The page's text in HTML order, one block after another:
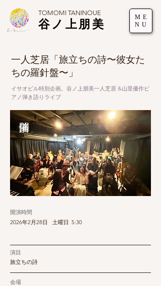
谷ノ上朋美
ME
NU
TOMOMI TANINOUE
一人芝居「旅立ちの詩〜彼女た
ちの羅針盤〜」
イサオビル特別企画。谷ノ上朋美一人芝居 &山里優作ピ
アノ弾き語りライブ
開演時間
2026年2月28日
土曜日 5:30
演目
旅立ちの詩
会場